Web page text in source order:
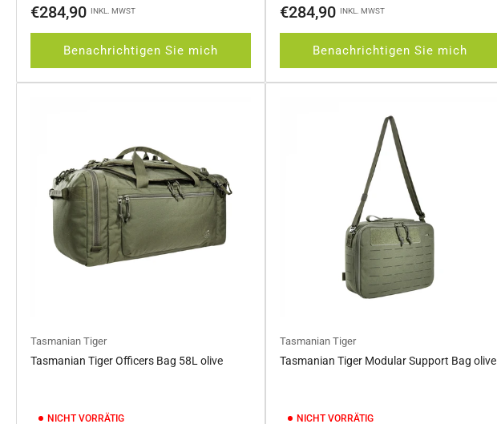
Normaler
€284,90 INKL. MWST
Benachrichtigen Sie mich
Normaler
€284,90 INKL. MWST
Benachrichtigen Sie mich
Tasmanian Tiger
Tasmanian Tiger Officers Bag 58L olive
NICHT VORRÄTIG
Tasmanian Tiger
Tasmanian Tiger Modular Support Bag olive
NICHT VORRÄTIG